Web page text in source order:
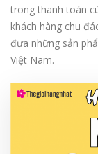
trong thanh toán
khách hàng chu
đưa những sản
Việt Nam.